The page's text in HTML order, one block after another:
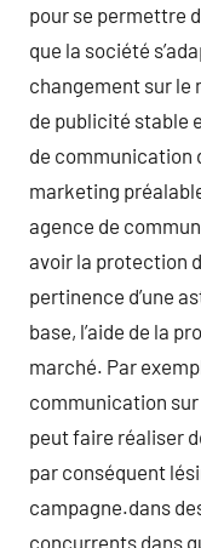
pour se permettre
que la société
changement sur le
de publicité stable
de communication
marketing
agence de
avoir la protection
pertinence d’une
base, l’aide de la
marché. Par
communication
peut faire réaliser
par conséquent
campagne.dans
concurrents dans